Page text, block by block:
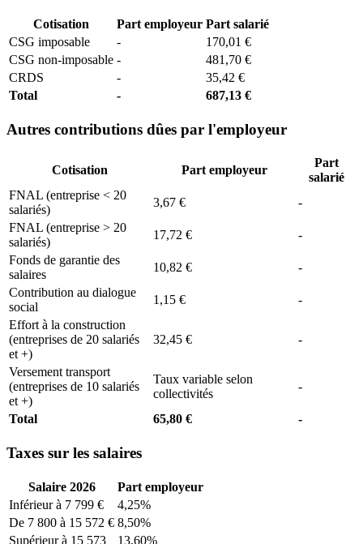
Cotisation Part employeur Part salarié
CSG imposable
-
170,01 €
CSG non-imposable -
481,70 €
CRDS
-
35,42 €
Total
- 687,13 €
Autres contributions dûes par l'employeur
Cotisation Part employeur
Part
salarié
FNAL (entreprise < 20
salariés)
3,67 €
-
FNAL (entreprise > 20
salariés)
17,72 €
-
Fonds de garantie des
salaires
10,82 €
-
Contribution au dialogue
social
1,15 €
-
Effort à la construction
(entreprises de 20 salariés
et +)
32,45 € -
Versement transport
(entreprises de 10 salariés
et +)
Taux variable selon
collectivités
-
Total 65,80 € -
Taxes sur les salaires
Salaire 2026
Part employeur
Inférieur à 7 799 €
4,25%
De 7 800 à 15 572 € 8,50%
Supérieur à 15 573
13,60%